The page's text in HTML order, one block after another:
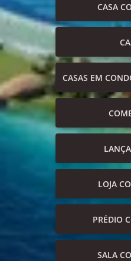
CASA
CASAS EM
LOJA
PRÉDIO
SALA